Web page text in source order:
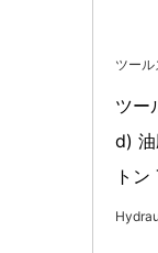
ツー
ツー
d)
ト